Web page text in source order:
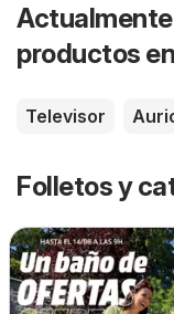
productos
Televisor
Folletos y